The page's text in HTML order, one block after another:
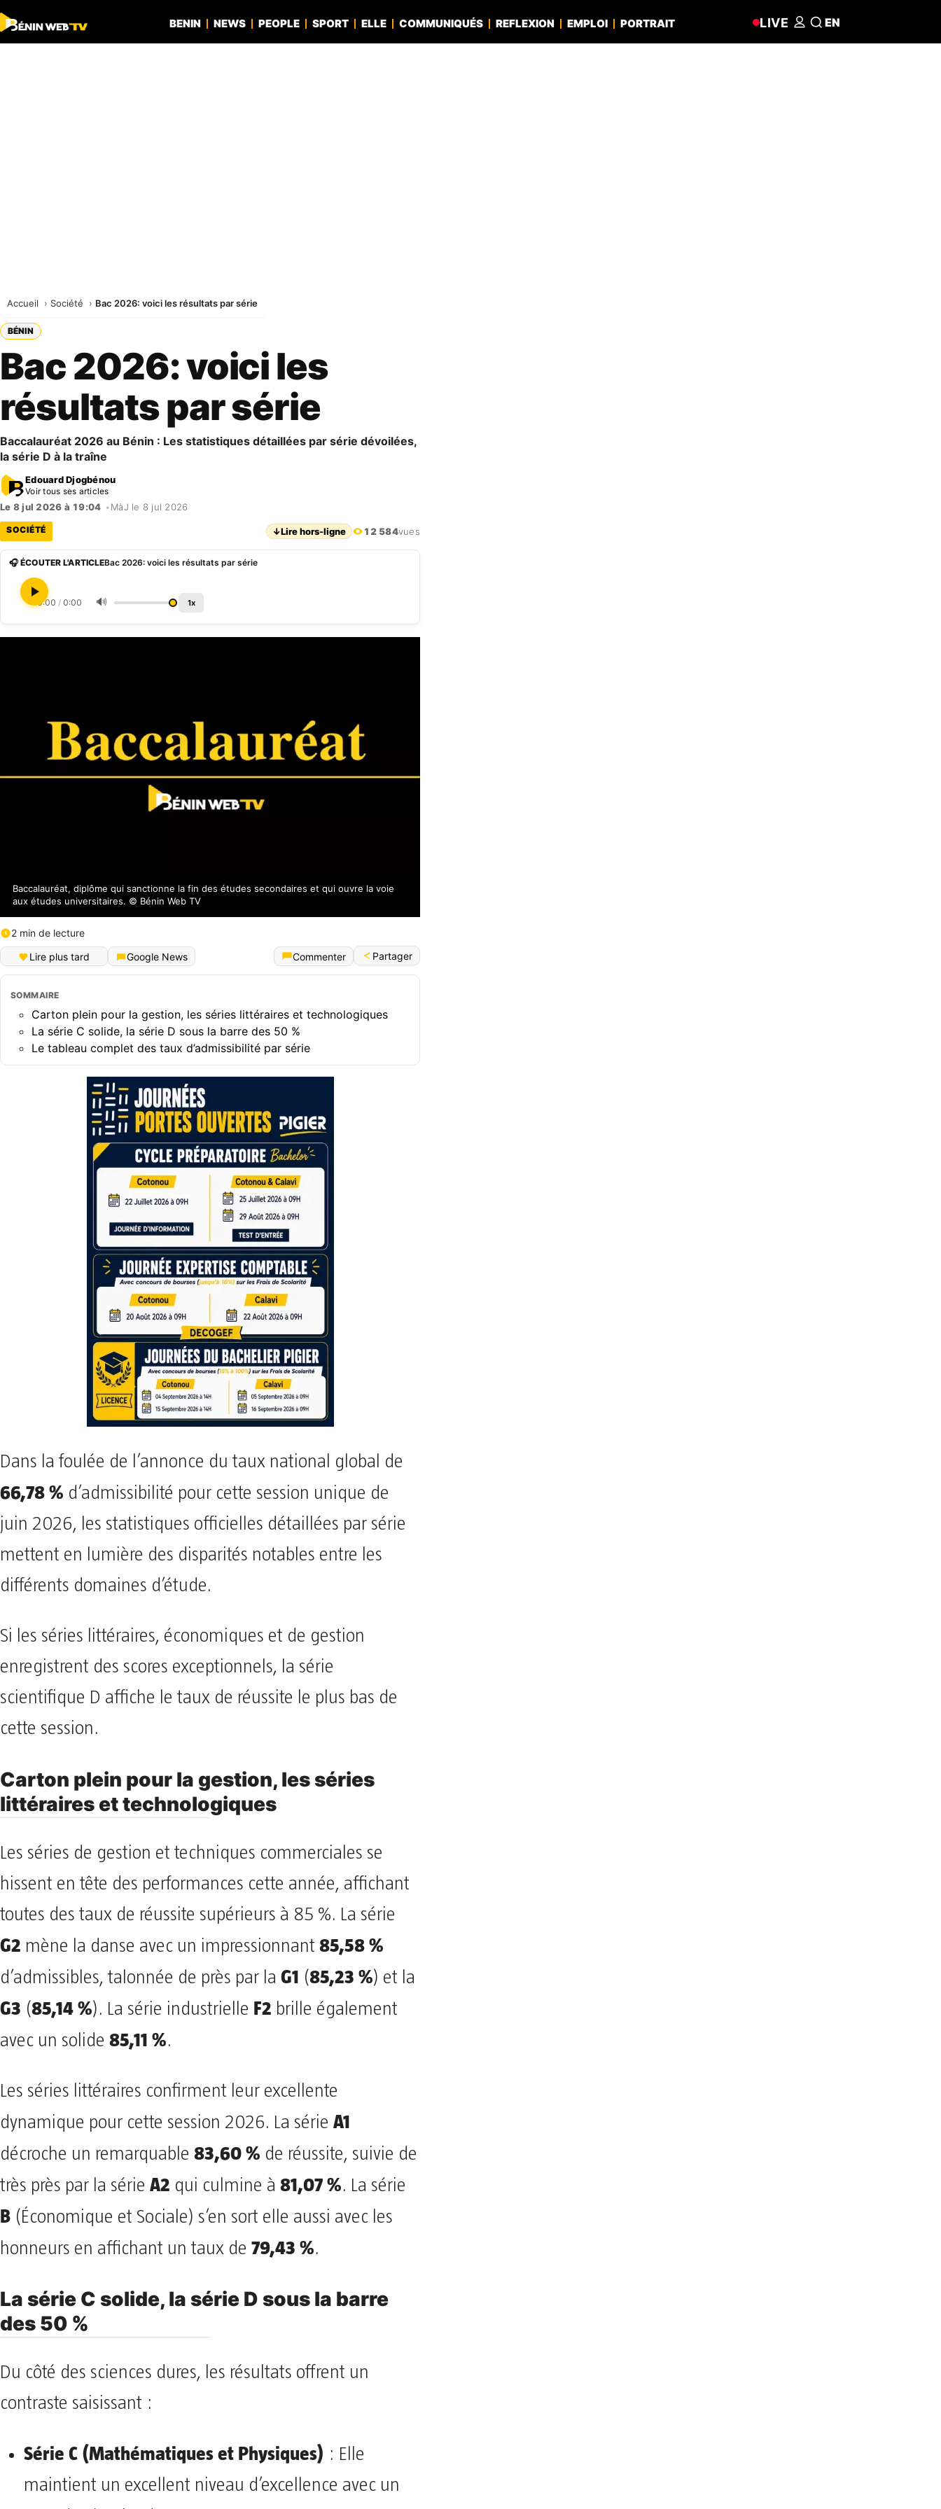
BENIN NEWS PEOPLE SPORT ELLE COMMUNIQUÉS REFLEXION EMPLOI PORTRAIT LIVE EN
Accueil Société Bac 2026: voici les résultats par série
BÉNIN
Bac 2026: voici les
résultats par série
Baccalauréat 2026 au Bénin : Les statistiques détaillées par série dévoilées,
la série D à la traîne
Edouard Djogbénou
Voir tous ses articles
Le 8 jul 2026 à 19:04 • MàJ le 8 jul 2026
SOCIÉTÉ ↓Lire hors-ligne 12 584vues
🎧 ÉCOUTER L'ARTICLEBac 2026: voici les résultats par série
0:00 / 0:00 🔊 1x
Baccalauréat, diplôme qui sanctionne la fin des études secondaires et qui ouvre la voie
aux études universitaires. © Bénin Web TV
2 min de lecture
Lire plus tard
Google News Commenter Partager
SOMMAIRE
​Carton plein pour la gestion, les séries littéraires et technologiques
​La série C solide, la série D sous la barre des 50 %
​Le tableau complet des taux d’admissibilité par série
​Dans la foulée de l’annonce du taux national global de
66,78 % d’admissibilité pour cette session unique de
juin 2026, les statistiques officielles détaillées par série
mettent en lumière des disparités notables entre les
différents domaines d’étude.
​Si les séries littéraires, économiques et de gestion
enregistrent des scores exceptionnels, la série
scientifique D affiche le taux de réussite le plus bas de
cette session.
​Carton plein pour la gestion, les séries
littéraires et technologiques
​Les séries de gestion et techniques commerciales se
hissent en tête des performances cette année, affichant
toutes des taux de réussite supérieurs à 85 %. La série
G2 mène la danse avec un impressionnant 85,58 %
d’admissibles, talonnée de près par la G1 (85,23 %) et la
G3 (85,14 %). La série industrielle F2 brille également
avec un solide 85,11 %.
​Les séries littéraires confirment leur excellente
dynamique pour cette session 2026. La série A1
décroche un remarquable 83,60 % de réussite, suivie de
très près par la série A2 qui culmine à 81,07 %. La série
B (Économique et Sociale) s’en sort elle aussi avec les
honneurs en affichant un taux de 79,43 %.
​La série C solide, la série D sous la barre
des 50 %
​Du côté des sciences dures, les résultats offrent un
contraste saisissant :
Série C (Mathématiques et Physiques) : Elle
maintient un excellent niveau d’excellence avec un